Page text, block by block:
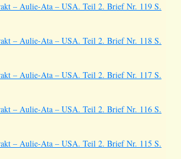
– Aulie-Ata – USA. Teil 2. Brief Nr. 119 S.
– Aulie-Ata – USA. Teil 2. Brief Nr. 118 S.
– Aulie-Ata – USA. Teil 2. Brief Nr. 117 S.
– Aulie-Ata – USA. Teil 2. Brief Nr. 116 S.
– Aulie-Ata – USA. Teil 2. Brief Nr. 115 S.